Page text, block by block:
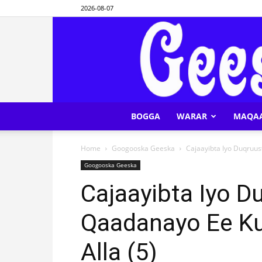
2026-08-07
BOGGA WARAR
Home Googooska Geeska Cajaayibta Iyo
Googooska Geeska
Cajaayibta Iyo
Qaadanayo Ee
Alla (5)